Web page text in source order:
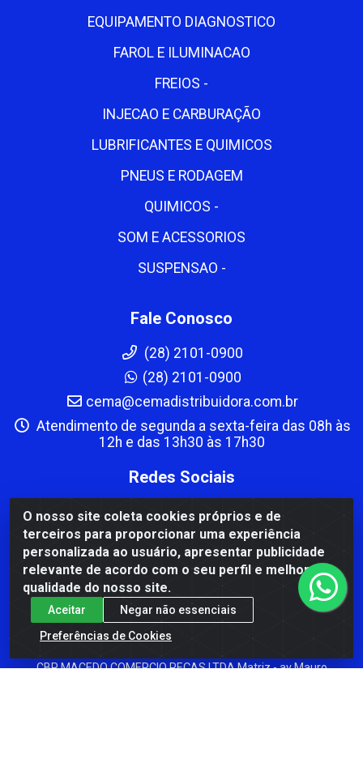
O nosso site coleta cookies próprios e de
terceiros para proporcionar uma experiência
personalizada ao usuário, apresentar publicidade
relevante de acordo com o seu perfil e melhorar a
qualidade do nosso site.
Aceitar
Negar não essenciais
Preferências de Cookies
EQUIPAMENTO DIAGNOSTICO
FAROL E ILUMINACAO
FREIOS -
INJECAO E CARBURAÇÃO
LUBRIFICANTES E QUIMICOS
PNEUS E RODAGEM
QUIMICOS -
SOM E ACESSORIOS
SUSPENSAO -
Fale Conosco
(28) 2101-0900
(28) 2101-0900
cema@cemadistribuidora.com.br
Atendimento de segunda a sexta-feira das 08h às
12h e das 13h30 às 17h30
Redes Sociais
Instagram
Facebook
Formas de Pagamento
CBP MACEDO COMERCIO PEÇAS LTDA Matriz - av Mauro